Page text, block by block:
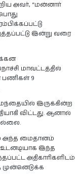
அவர், “மன்னார்
இன்று வரை
மாவட்டத்தில்
பணிகள் 9
இருக்கின்ற
விட்டது. ஆனால்
அந்த மைதானம்
இந்த
அதிகாரிகளிடம்